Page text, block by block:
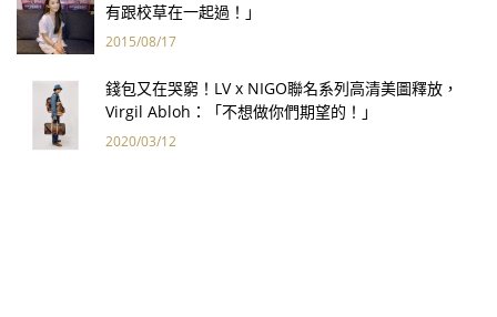
有跟校草在一起過！」
2015/08/17
錢包又在哭窮！LV x NIGO聯名系列高清美圖釋放，
Virgil Abloh：「不想做你們期望的！」
2020/03/12